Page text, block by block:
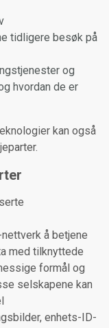
tidligere besøk på
og
hvordan de er
kan også
å betjene
med tilknyttede
formål og
selskapene kan
enhets-ID-